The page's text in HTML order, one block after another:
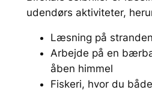
udendørs aktiviteter,
Læsning på
Arbejde på en
åben himmel
Fiskeri, hvor du